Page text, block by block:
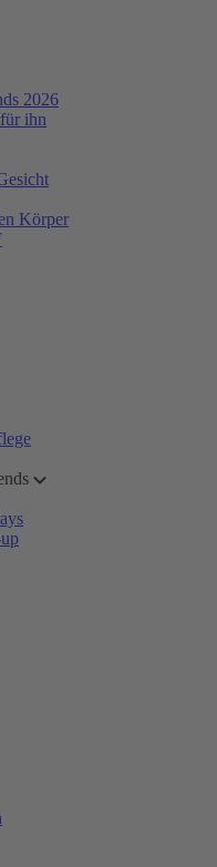
2026
ihn
Körper